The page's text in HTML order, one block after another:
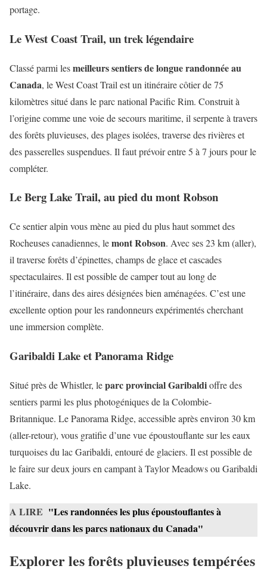
portage.
Le West Coast Trail, un trek légendaire
Classé parmi lesmeilleurs sentiers de longue randonnée au
Canada, le West Coast Trail est un itinéraire côtier de 75
kilomètres situé dans le parc national Pacific Rim. Construit à
l’origine comme une voie de secours maritime, il serpente à travers
des forêts pluvieuses, des plages isolées, traverse des rivières et
des passerelles suspendues. Il faut prévoir entre 5 à 7 jours pour le
compléter.
Le Berg Lake Trail, au pied du mont Robson
Ce sentier alpin vous mène au pied du plus haut sommet des
Rocheuses canadiennes, lemont Robson. Avec ses 23 km (aller),
il traverse forêts d’épinettes, champs de glace et cascades
spectaculaires. Il est possible de camper tout au long de
l’itinéraire, dans des aires désignées bien aménagées. C’est une
excellente option pour les randonneurs expérimentés cherchant
une immersion complète.
Garibaldi Lake et Panorama Ridge
Situé près de Whistler, leparc provincial Garibaldioffre des
sentiers parmi les plus photogéniques de la Colombie-
Britannique. Le Panorama Ridge, accessible après environ 30 km
(aller-retour), vous gratifie d’une vue époustouflante sur les eaux
turquoises du lac Garibaldi, entouré de glaciers. Il est possible de
le faire sur deux jours en campant à Taylor Meadows ou Garibaldi
Lake.
A LIRE "Les randonnées les plus époustouflantes à
découvrir dans les parcs nationaux du Canada"
Explorer les forêts pluvieuses tempérées